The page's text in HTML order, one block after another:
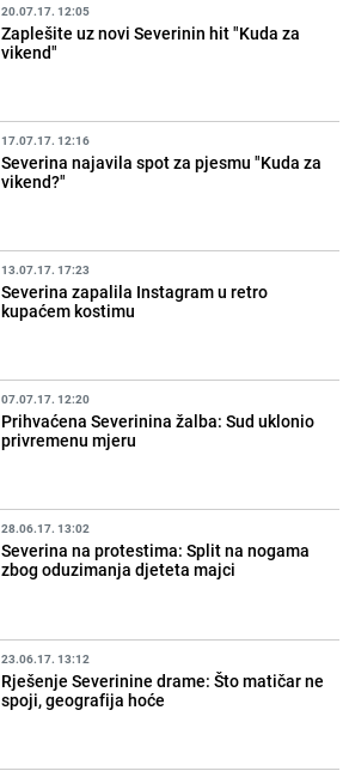
20.07.17. 12:05
Zaplešite uz novi Severinin hit "Kuda za
vikend"
17.07.17. 12:16
Severina najavila spot za pjesmu "Kuda za
vikend?"
13.07.17. 17:23
Severina zapalila Instagram u retro
kupaćem kostimu
07.07.17. 12:20
Prihvaćena Severinina žalba: Sud uklonio
privremenu mjeru
28.06.17. 13:02
Severina na protestima: Split na nogama
zbog oduzimanja djeteta majci
23.06.17. 13:12
Rješenje Severinine drame: Što matičar ne
spoji, geografija hoće